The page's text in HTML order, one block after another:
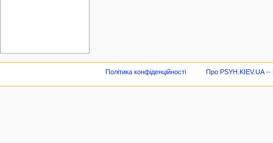
Політика конфіденційності Про PSYH.KIEV.UA --